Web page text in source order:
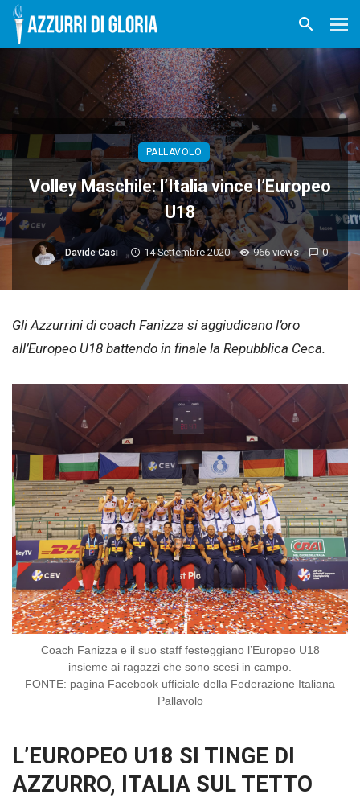
PALLAVOLO
Volley Maschile: l’Italia vince l’Europeo
U18
Davide Casi 14 Settembre 2020 966 views 0
Gli Azzurrini di coach Fanizza si aggiudicano l’oro
all’Europeo U18 battendo in finale la Repubblica Ceca.
Coach Fanizza e il suo staff festeggiano l’Europeo U18
insieme ai ragazzi che sono scesi in campo.
FONTE: pagina Facebook ufficiale della Federazione Italiana
Pallavolo
L’EUROPEO U18 SI TINGE DI
AZZURRO, ITALIA SUL TETTO